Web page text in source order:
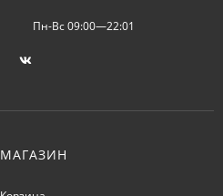
Пн-Вс 09:00—22:01
МАГАЗИН